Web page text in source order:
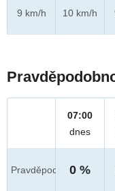
9 km/h
10 km/h
Pravděpod.
07:00
dnes
0 %